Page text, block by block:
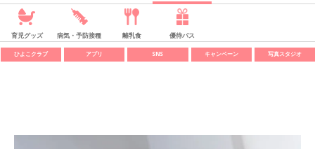
育児グッズ 病気・予防接種 離乳食 優待パス
ひよこクラブ アプリ SNS キャンペーン 写真スタジオ